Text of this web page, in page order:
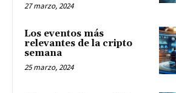
27 marzo, 2024
Los eventos más
relevantes de la cripto
semana
25 marzo, 2024